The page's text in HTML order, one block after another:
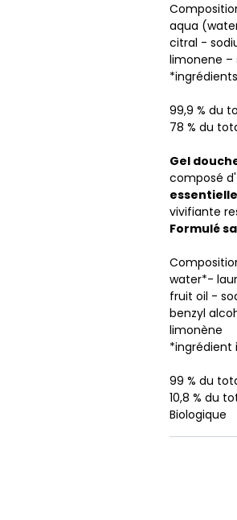
aqua
citral -
limonene –
99,9 % du
78 % du
Gel
composé d'
vivifiante
Formulé
water*-
fruit oil -
benzyl
limonène
*ingrédient
99 % du
10,8 % du
Biologique